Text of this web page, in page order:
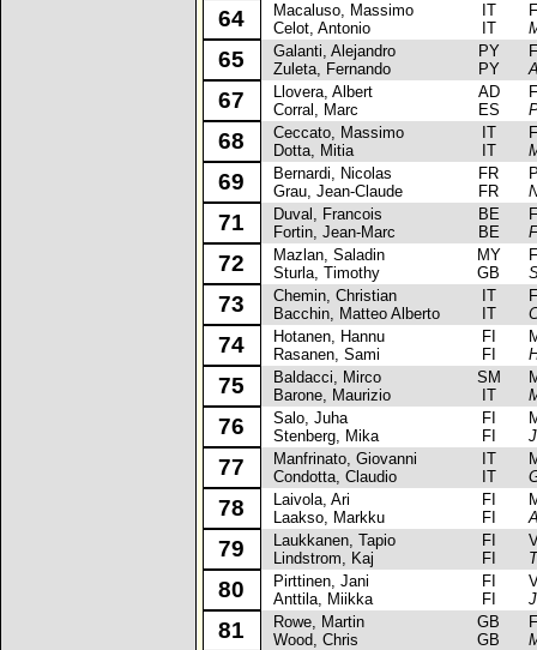
64
Macaluso, Massimo
Celot, Antonio
IT
IT
65
Galanti, Alejandro
Zuleta, Fernando
PY
PY
67
Llovera, Albert
Corral, Marc
AD
ES
68
Ceccato, Massimo
Dotta, Mitia
IT
IT
69
Bernardi, Nicolas
Grau, Jean-Claude
FR
FR
71
Duval, Francois
Fortin, Jean-Marc
BE
BE
72
Mazlan, Saladin
Sturla, Timothy
MY
GB
73
Chemin, Christian
Bacchin, Matteo Alberto
IT
IT
74
Hotanen, Hannu
Rasanen, Sami
FI
FI
75
Baldacci, Mirco
Barone, Maurizio
SM
IT
76
Salo, Juha
Stenberg, Mika
FI
FI
77
Manfrinato, Giovanni
Condotta, Claudio
IT
IT
78
Laivola, Ari
Laakso, Markku
FI
FI
79
Laukkanen, Tapio
Lindstrom, Kaj
FI
FI
80
Pirttinen, Jani
Anttila, Miikka
FI
FI
81
Rowe, Martin
Wood, Chris
GB
GB